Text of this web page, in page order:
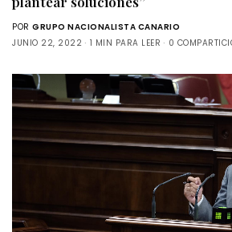
POR GRUPO NACIONALISTA CANARIO
JUNIO 22, 2022
1 MIN PARA LEER 0